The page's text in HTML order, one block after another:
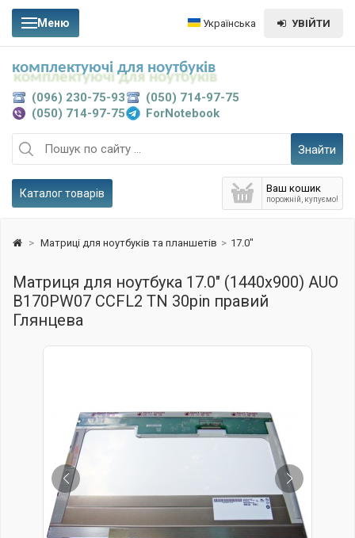
Меню Українська УВІЙТИ
Знайти
Ваш кошик
порожній, купуємо!
Каталог товарів
(096) 230-75-93
(050) 714-97-75
(050) 714-97-75
ForNotebook
комплектуючі для ноутбуків
> Матриці для ноутбуків та планшетів > 17.0"
Матриця для ноутбука 17.0" (1440x900) AUO
B170PW07 CCFL2 TN 30pin правий
Глянцева